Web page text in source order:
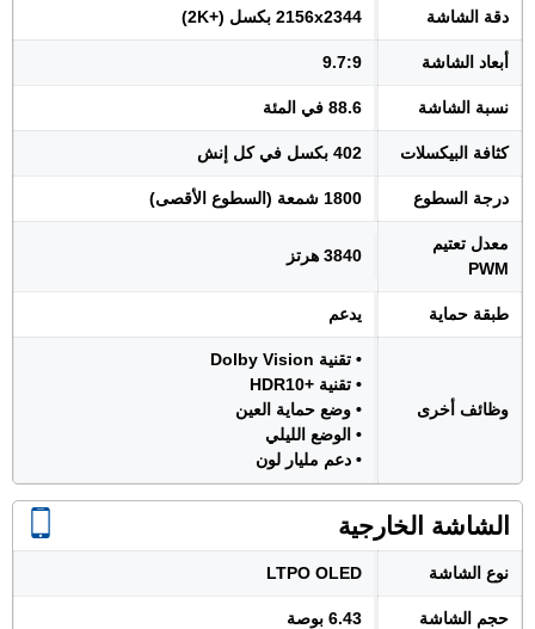
دقة الشاشة 2156x2344 بكسل (+2K)
أبعاد الشاشة 9.7:9
نسبة الشاشة 88.6 في المئة
كثافة البيكسلات 402 بكسل في كل إنش
درجة السطوع 1800 شمعة (السطوع الأقصى)
معدل تعتيم
PWM
3840 هرتز
طبقة حماية يدعم
وظائف أخرى
• تقنية Dolby Vision
• تقنية +HDR10
• وضع حماية العين
• الوضع الليلي
• دعم مليار لون
الشاشة الخارجية
نوع الشاشة LTPO OLED
حجم الشاشة 6.43 بوصة